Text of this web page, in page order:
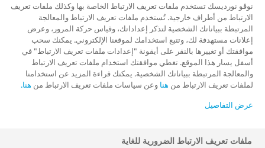
نوڤو نورديسك تستخدم ملفات تعريف الارتباط الخاصة بها وكذلك ملفات تعريف
الارتباط من أطراف خارجية. تُستخدم ملفات تعريف الارتباط والمعالجة
المرتبطة ببياناتك الشخصية لتذكر إعداداتك، وقياس حركة المرور، وعرض
إعلانات مستهدفة لك، وتتبع استخدامك لموقعنا الإلكتروني. يمكنك سحب
موافقتك أو تغييرها بالنقر على أيقونة "إعدادات ملفات تعريف الارتباط" في
أسفل يسار هذا الموقع. تغطي موافقتك استخدام ملفات تعريف الارتباط
والمعالجة المرتبطة ببياناتك الشخصية. يمكنك قراءة المزيد عن استخدامنا
لملفات تعريف الارتباط من هنا وعن سياسات ملفات تعريف الارتباط من هنا.
عرض التفاصيل
ملفات تعريف الارتباط الضرورية للغاية